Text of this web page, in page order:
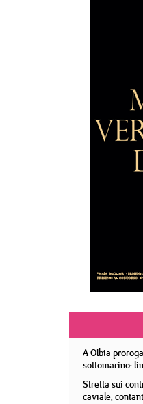
A Olbia
sottomarino:
Stretta sui
caviale,